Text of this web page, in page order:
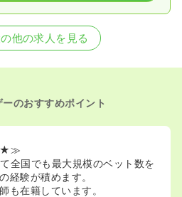
他の求人を見る
のおすすめポイント
★≫
全国でも最大規模のベット数を
経験が積めます。
も在籍しています。